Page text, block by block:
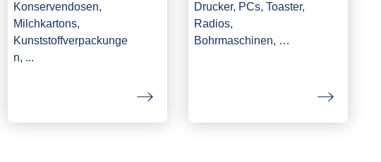
Konservendosen,
Milchkartons,
Kunststoffverpackunge
n, ...
Drucker, PCs, Toaster,
Radios,
Bohrmaschinen, …